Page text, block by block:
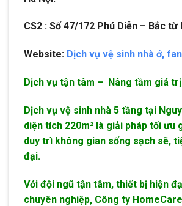
CS2 : Số 47/172 Phú Diễn – Bắc từ
Website: Dịch vụ vệ sinh nhà ở,
Dịch vụ tận tâm – Nâng tầm giá
Dịch vụ vệ sinh nhà 5 tầng tại
diện tích 220m² là giải pháp tối ưu
duy trì không gian sống sạch sẽ,
đại.
Với đội ngũ tận tâm, thiết bị hiện
chuyên nghiệp, Công ty